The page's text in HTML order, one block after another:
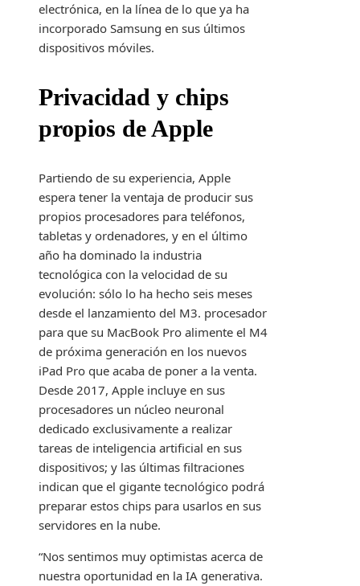
electrónica, en la línea de lo que ya ha
incorporado Samsung en sus últimos
dispositivos móviles.
Privacidad y chips
propios de Apple
Partiendo de su experiencia, Apple
espera tener la ventaja de producir sus
propios procesadores para teléfonos,
tabletas y ordenadores, y en el último
año ha dominado la industria
tecnológica con la velocidad de su
evolución: sólo lo ha hecho seis meses
desde el lanzamiento del M3. procesador
para que su MacBook Pro alimente el M4
de próxima generación en los nuevos
iPad Pro que acaba de poner a la venta.
Desde 2017, Apple incluye en sus
procesadores un núcleo neuronal
dedicado exclusivamente a realizar
tareas de inteligencia artificial en sus
dispositivos; y las últimas filtraciones
indican que el gigante tecnológico podrá
preparar estos chips para usarlos en sus
servidores en la nube.
“Nos sentimos muy optimistas acerca de
nuestra oportunidad en la IA generativa.